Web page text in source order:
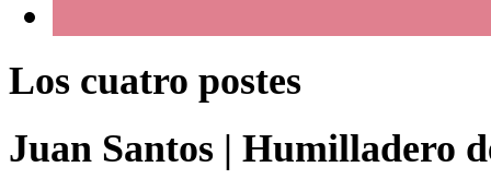
Los cuatro postes
Juan Santos | Humilladero